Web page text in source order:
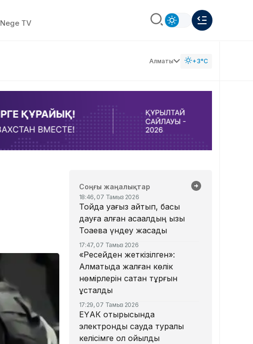
Nege TV
Алматы +3°C
Соңғы жаңалықтар
18:46, 07 Тамыз 2026
Тойда уағыз айтып, басы
дауға қалған ақсақалдың қызы
Тоқаевқа үндеу жасады
17:47, 07 Тамыз 2026
«Ресейден жеткізілген»:
Алматыда жалған көлік
нөмірлерін сатқан тұрғын
ұсталды
17:29, 07 Тамыз 2026
ЕҮАК отырысында
электрондық сауда туралы
келісімге қол қойылды